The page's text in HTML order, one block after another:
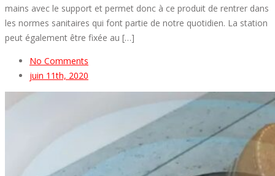
mains avec le support et permet donc à ce produit de rentrer dans
les normes sanitaires qui font partie de notre quotidien. La station
peut également être fixée au […]
No Comments
juin 11th, 2020